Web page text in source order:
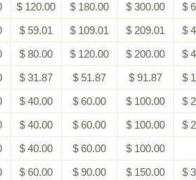
$ 120.00 $ 180.00 $ 300.00
$
$ 59.01 $ 109.01 $ 209.01
$
$ 80.00 $ 120.00 $ 200.00
$
$ 31.87 $ 51.87 $ 91.87
$
$ 40.00 $ 60.00 $ 100.00
$
$ 40.00 $ 60.00 $ 100.00
$
$ 40.00 $ 60.00
$ 100.00
$ 60.00 $ 90.00 $ 150.00 $